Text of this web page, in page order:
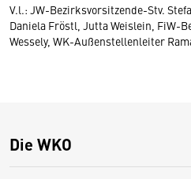
V.l.: JW-Bezirksvorsitzende-Stv.
Daniela Fröstl, Jutta Weislein, FiW-
Wessely, WK-Außenstellenleiter
Die WKO